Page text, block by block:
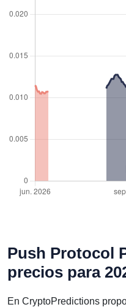
Push Protocol
precios para
En CryptoPredictions